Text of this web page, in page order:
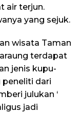
air terjun.
yang sejuk.
wisata Taman
terdapat
jenis kupu-
peneliti dari
julukan ‘
jadi